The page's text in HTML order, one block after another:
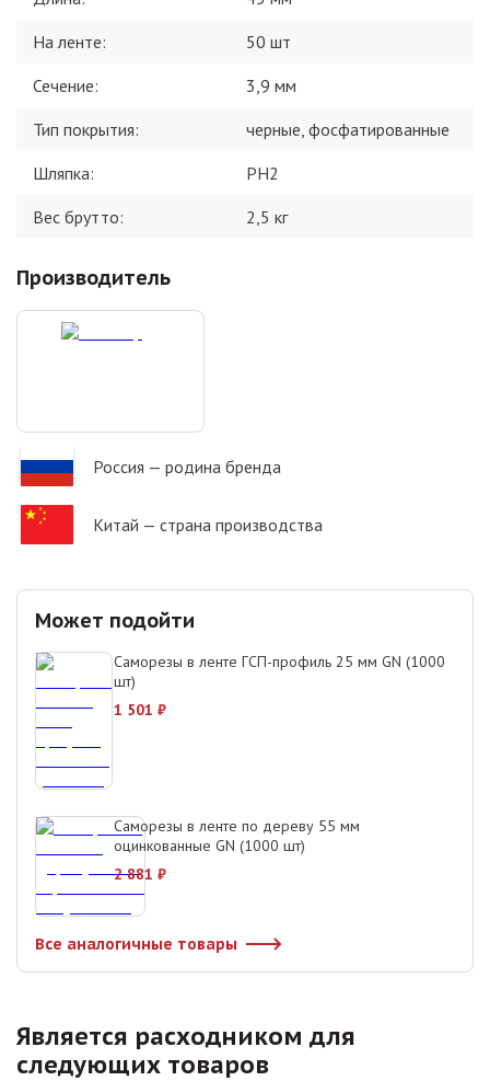
На ленте:
50 шт
Сечение:
3,9 мм
Тип покрытия:
черные, фосфатированные
Шляпка:
PH2
Вес брутто:
2,5 кг
Производитель
Россия — родина бренда
Китай — страна производства
Может подойти
Саморезы в ленте ГСП-профиль 25 мм GN (1000
шт)
1 501 ₽
Саморезы в ленте по дереву 55 мм
оцинкованные GN (1000 шт)
2 881 ₽
Все аналогичные товары
Является расходником для
следующих товаров